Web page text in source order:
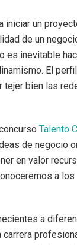
iniciar un
de un
es inevitable
El perfil
tejer bien las
Talento
de negocio
en valor
a los
a
carrera